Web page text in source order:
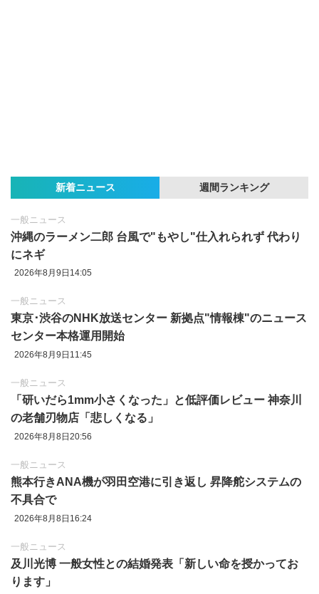
新着ニュース 週間ランキング
一般ニュース
沖縄のラーメン二郎 台風で"もやし"仕入れられず 代わり
にネギ
2026年8月9日14:05
一般ニュース
東京‪･‬渋谷のNHK放送センター 新拠点"情報棟"のニュース
センター本格運用開始
2026年8月9日11:45
一般ニュース
「研いだら1mm小さくなった」と低評価レビュー 神奈川
の老舗刃物店「悲しくなる」
2026年8月8日20:56
一般ニュース
熊本行きANA機が羽田空港に引き返し 昇降舵システムの
不具合で
2026年8月8日16:24
一般ニュース
及川光博 一般女性との結婚発表「新しい命を授かってお
ります」